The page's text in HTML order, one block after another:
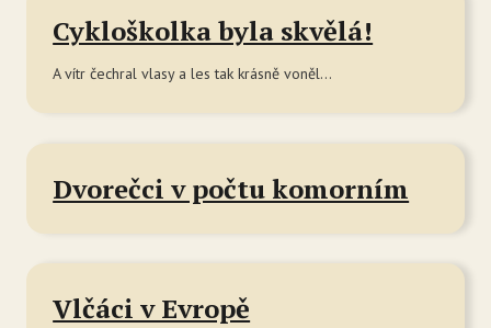
Cykloškolka byla skvělá!
A vítr čechral vlasy a les tak krásně voněl...
Dvorečci v počtu komorním
Vlčáci v Evropě